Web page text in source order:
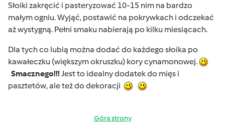
Słoiki zakręcić i pasteryzować 10-15 nim na bardzo
małym ogniu. Wyjąć, postawić na pokrywkach i odczekać
aż wystygną. Pełni smaku nabierają po kilku miesiącach.
Dla tych co lubią można dodać do każdego słoika po
kawałeczku (większym okruszku) kory cynamonowej.
Smacznego!!!Jest to idealny dodatek do mięs i
pasztetów, ale też do dekoracji
Góra strony